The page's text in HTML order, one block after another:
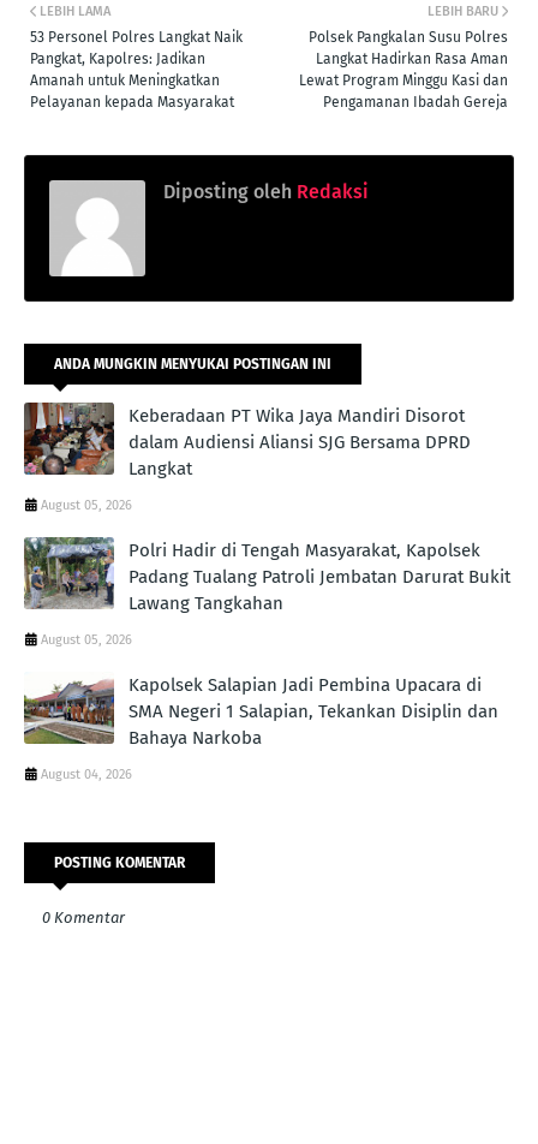
LEBIH BARU
Polsek Pangkalan Susu Polres
Langkat Hadirkan Rasa Aman
Lewat Program Minggu Kasi dan
Pengamanan Ibadah Gereja
LEBIH LAMA
53 Personel Polres Langkat Naik
Pangkat, Kapolres: Jadikan
Amanah untuk Meningkatkan
Pelayanan kepada Masyarakat
Diposting oleh Redaksi
ANDA MUNGKIN MENYUKAI POSTINGAN INI
Keberadaan PT Wika Jaya Mandiri Disorot
dalam Audiensi Aliansi SJG Bersama DPRD
Langkat
August 05, 2026
Polri Hadir di Tengah Masyarakat, Kapolsek
Padang Tualang Patroli Jembatan Darurat Bukit
Lawang Tangkahan
August 05, 2026
Kapolsek Salapian Jadi Pembina Upacara di
SMA Negeri 1 Salapian, Tekankan Disiplin dan
Bahaya Narkoba
August 04, 2026
POSTING KOMENTAR
0 Komentar